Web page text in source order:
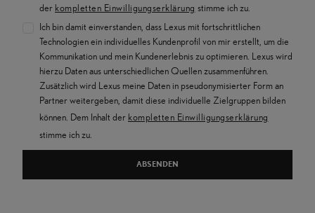
der kompletten Einwilligungserklärung stimme ich zu.
Ich bin damit einverstanden, dass Lexus mit fortschrittlichen
Technologien ein individuelles Kundenprofil von mir erstellt, um die
Kommunikation und mein Kundenerlebnis zu optimieren. Lexus wird
hierzu Daten aus unterschiedlichen Quellen zusammenführen.
Zusätzlich wird Lexus meine Daten in pseudonymisierter Form an
Partner weitergeben, damit diese individuelle Zielgruppen bilden
können. Dem Inhalt der kompletten Einwilligungserklärung
stimme ich zu.
ABSENDEN